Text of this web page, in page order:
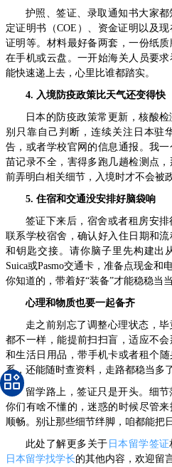
护照、签证、录取通知书大家
定证明书（COE）、资金证明以及
证明等。材料最好备两套，一份纸
在手机或云盘。一开始海关人员要
能快速递上去，心里比谁都踏实。
4. 入境防疫政策比天气还变得快
日本的防疫政策常更新，核酸
别只靠自己判断，连续关注日本驻
告，或者学校官网的信息通报。我
苗记录不全，害得多跑几趟检测点
前弄明白相关细节，入境时才不会被政
5. 住宿和交通没安排好脑袋响
签证下来后，宿舍或者租房安
联系学校宿舍，确认好入住日期和
和钥匙交接。请你脑子里先构建出
Suica或Pasmo交通卡，准备点现金和
你知道的，带着好“装备”才能稳稳当当
心理和物质也要一起备齐
走之前别忘了调整心理状态，
都不一样，能提前扫扫盲，适应不
和生活日用品，带手机卡或者租个
系，还能随时查资料，走路都稳当多了
留学路上，签证只是开头。细节
你们有啥不懂的，迷惑的时候尽管
顺畅。别让那些细节绊脚，咱都能把
此处了解更多关于 日本留学签证
日本留学找学长的其他内容，欢迎留